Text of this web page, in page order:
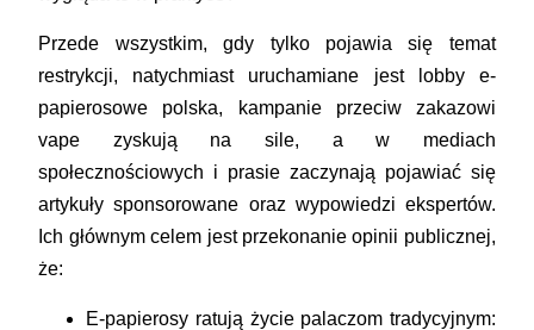
Przede wszystkim, gdy tylko pojawia się temat
restrykcji, natychmiast uruchamiane jest lobby e-
papierosowe polska, kampanie przeciw zakazowi
vape zyskują na sile, a w mediach
społecznościowych i prasie zaczynają pojawiać się
artykuły sponsorowane oraz wypowiedzi ekspertów.
Ich głównym celem jest przekonanie opinii publicznej,
że:
E-papierosy ratują życie palaczom tradycyjnym: